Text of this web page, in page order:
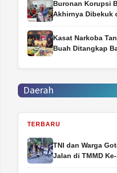
Buronan Korupsi
Akhirnya Dibekuk
Kasat Narkoba
Buah Ditangkap
Daerah
TERBARU
TNI dan Warga
Jalan di TMMD